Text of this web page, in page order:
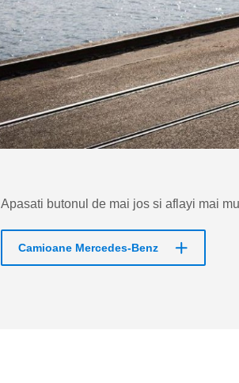
Apasati butonul de mai jos si aflayi mai
Camioane Mercedes-Benz